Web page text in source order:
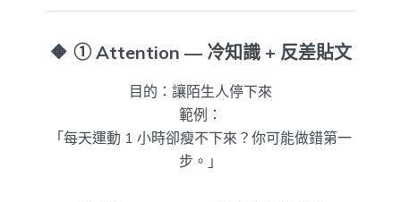
🔶 ① Attention — 冷知識 + 反差貼文
目的：讓陌生人停下來
範例：
「每天運動 1 小時卻瘦不下來？你可能做錯第一
步。」